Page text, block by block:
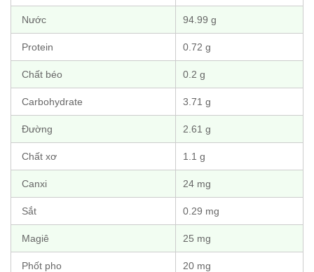
Nước 94.99 g
Protein 0.72 g
Chất béo 0.2 g
Carbohydrate 3.71 g
Đường 2.61 g
Chất xơ 1.1 g
Canxi 24 mg
Sắt 0.29 mg
Magiê 25 mg
Phốt pho 20 mg